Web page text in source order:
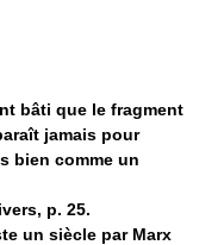
bâti que le fragment
jamais pour
bien comme un
p. 25.
un siècle par Marx